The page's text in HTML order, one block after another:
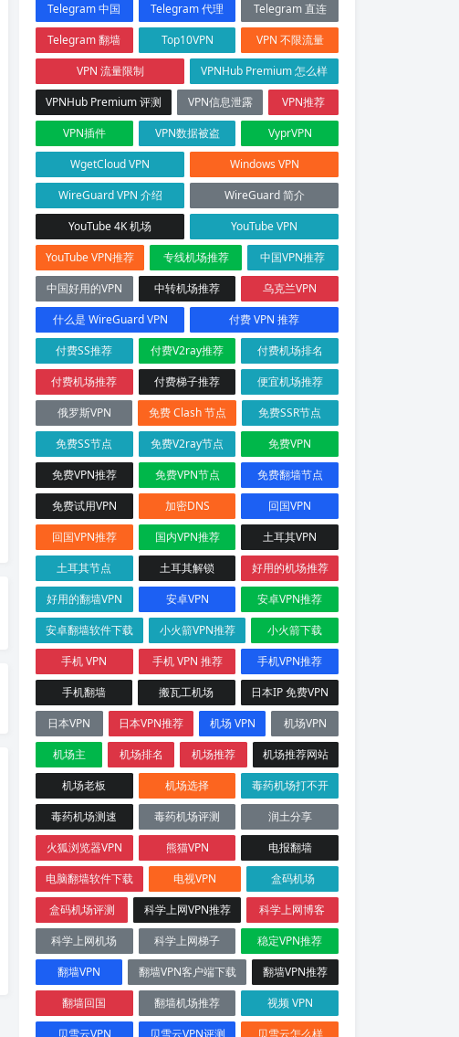
Telegram 中国
Telegram 代理
Telegram 直连
Telegram 翻墙
Top10VPN
VPN 不限流量
VPN 流量限制
VPNHub Premium 怎么样
VPNHub Premium 评测
VPN信息泄露
VPN推荐
VPN插件
VPN数据被盗
VyprVPN
WgetCloud VPN
Windows VPN
WireGuard VPN 介绍
WireGuard 简介
YouTube 4K 机场
YouTube VPN
YouTube VPN推荐
专线机场推荐
中国VPN推荐
中国好用的VPN
中转机场推荐
乌克兰VPN
什么是 WireGuard VPN
付费 VPN 推荐
付费SS推荐
付费V2ray推荐
付费机场排名
付费机场推荐
付费梯子推荐
便宜机场推荐
俄罗斯VPN
免费 Clash 节点
免费SSR节点
免费SS节点
免费V2ray节点
免费VPN
免费VPN推荐
免费VPN节点
免费翻墙节点
免费试用VPN
加密DNS
回国VPN
回国VPN推荐
国内VPN推荐
土耳其VPN
土耳其节点
土耳其解锁
好用的机场推荐
好用的翻墙VPN
安卓VPN
安卓VPN推荐
安卓翻墙软件下载
小火箭VPN推荐
小火箭下载
手机 VPN
手机 VPN 推荐
手机VPN推荐
手机翻墙
搬瓦工机场
日本IP 免费VPN
日本VPN
日本VPN推荐 机场 VPN
机场VPN
机场主
机场排名 机场推荐
机场推荐网站
机场老板
机场选择
毒药机场打不开
毒药机场测速
毒药机场评测
润土分享
火狐浏览器VPN
熊猫VPN
电报翻墙
电脑翻墙软件下载
电视VPN
盒码机场
盒码机场评测
科学上网VPN推荐
科学上网博客
科学上网机场
科学上网梯子
稳定VPN推荐
翻墙VPN
翻墙VPN客户端下载
翻墙VPN推荐
翻墙回国
翻墙机场推荐
视频 VPN
贝雪云VPN
贝雪云VPN评测 贝雪云怎么样